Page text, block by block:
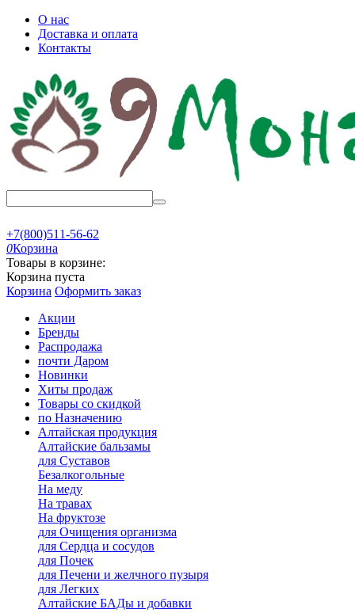
О нас
Доставка и оплата
Контакты
+7(800)511-56-62
0Корзина
Товары в корзине:
Корзина пуста
Корзина Оформить заказ
Акции
Бренды
Распродажа
почти Даром
Новинки
Хиты продаж
Товары со скидкой
по Назначению
Алтайская продукция
Алтайские бальзамы
для Суставов
Безалкогольные
На меду
На травах
На фруктозе
для Очищения организма
для Сердца и сосудов
для Почек
для Печени и желчного пузыря
для Легких
Алтайские БАДы и добавки